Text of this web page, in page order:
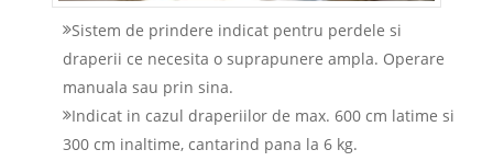
Sistem de prindere indicat pentru perdele si
draperii ce necesita o suprapunere ampla. Operare
manuala sau prin sina.
Indicat in cazul draperiilor de max. 600 cm latime si
300 cm inaltime, cantarind pana la 6 kg.